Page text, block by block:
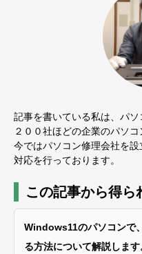
記事を書いている私は、パソ
２００社ほどの企業のパソ
今ではパソコン修理会社を
対応を行っております。
この記事から得ら
Windows11のパソコンで
る方法について解説します